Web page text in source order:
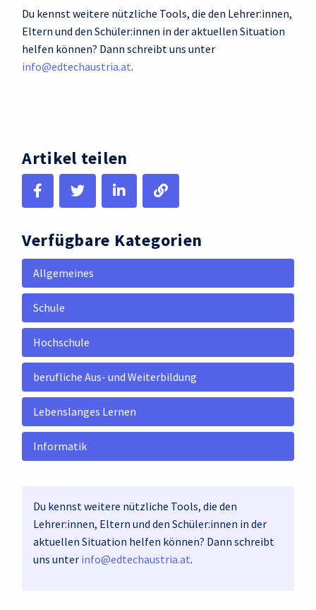
Du kennst weitere nützliche Tools, die den Lehrer:innen,
Eltern und den Schüler:innen in der aktuellen Situation
helfen können? Dann schreibt uns unter
info@edtechaustria.at.
Artikel teilen
Verfügbare Kategorien
Allgemeines
Schule
Hochschule
berufliche Aus- und Weiterbildung
Lebenslanges Lernen
Informatik
Du kennst weitere nützliche Tools, die den
Lehrer:innen, Eltern und den Schüler:innen in der
aktuellen Situation helfen können? Dann schreibt
uns unter info@edtechaustria.at.